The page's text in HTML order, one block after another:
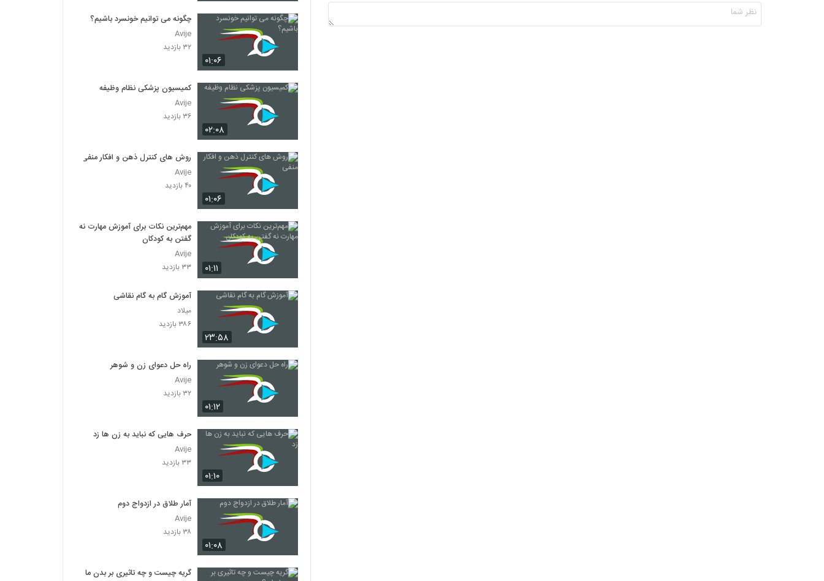
۰۱:۰۶
چگونه می توانیم خونسرد باشیم؟
Avije
۳۲ بازدید
۰۲:۰۸
کمیسیون پزشکی نظام وظیفه
Avije
۳۶ بازدید
۰۱:۰۶
روش های کنترل ذهن و افکار منفی
Avije
۴۰ بازدید
۰۱:۱۱
مهم‌ترین نکات برای آموزش مهارت نه
گفتن به کودکان
Avije
۳۳ بازدید
۲۳:۵۸
آموزش گام به گام نقاشی
میلاد
۳۸۶ بازدید
۰۱:۱۲
راه حل دعوای زن و شوهر
Avije
۳۲ بازدید
۰۱:۱۰
حرف هایی که نباید به زن ها زد
Avije
۳۳ بازدید
۰۱:۰۸
آمار طلاق در ازدواج دوم
Avije
۳۸ بازدید
گریه چیست و چه تاثیری بر بدن ما